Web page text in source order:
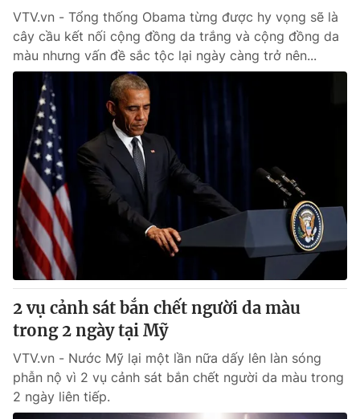
VTV.vn - Tổng thống Obama từng được hy vọng sẽ là
cây cầu kết nối cộng đồng da trắng và cộng đồng da
màu nhưng vấn đề sắc tộc lại ngày càng trở nên...
2 vụ cảnh sát bắn chết người da màu
trong 2 ngày tại Mỹ
VTV.vn - Nước Mỹ lại một lần nữa dấy lên làn sóng
phẫn nộ vì 2 vụ cảnh sát bắn chết người da màu trong
2 ngày liên tiếp.